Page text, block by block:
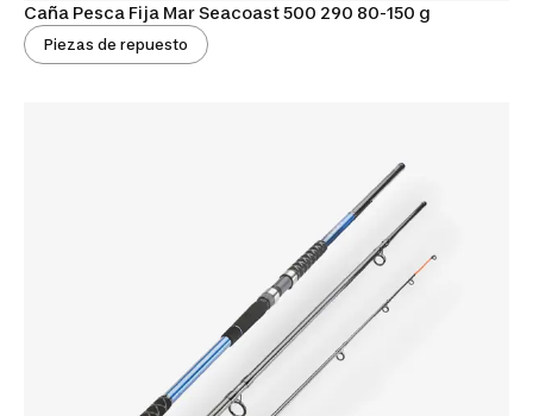
Caña Pesca Fija Mar Seacoast 500 290 80-150 g
Piezas de repuesto